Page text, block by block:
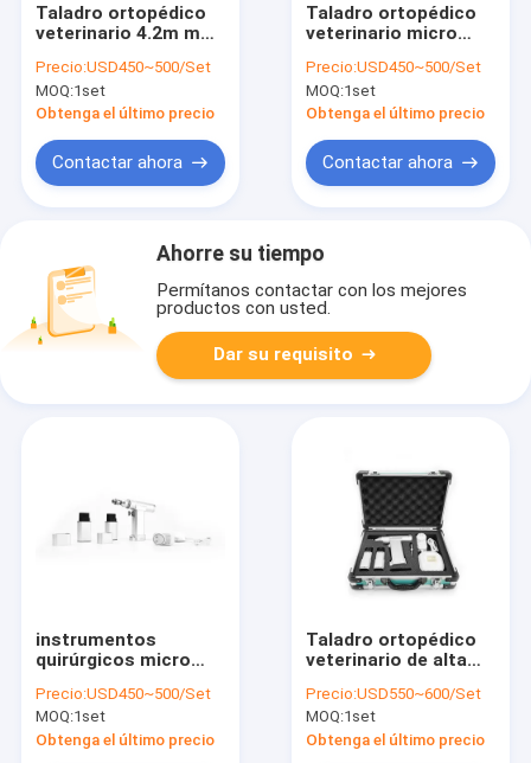
Taladro ortopédico
veterinario 4.2m m
aleación de aluminio
Precio:USD450~500/Set
MOQ:1set
Obtenga el último precio
Contactar ahora
Taladro ortopédico
veterinario micro
los instrumentos
quirúrgicos
Precio:USD450~500/Set
MOQ:1set
Obtenga el último precio
Contactar ahora
Ahorre su tiempo
Permítanos contactar con los mejores
productos con usted.
Dar su requisito
instrumentos
quirúrgicos micro
veterinarios del
taladro 1100rmp de
4.2m m
Precio:USD450~500/Set
MOQ:1set
Obtenga el último precio
Taladro ortopédico
veterinario de alta
de Canulated
Precio:USD550~600/Set
MOQ:1set
Obtenga el último precio